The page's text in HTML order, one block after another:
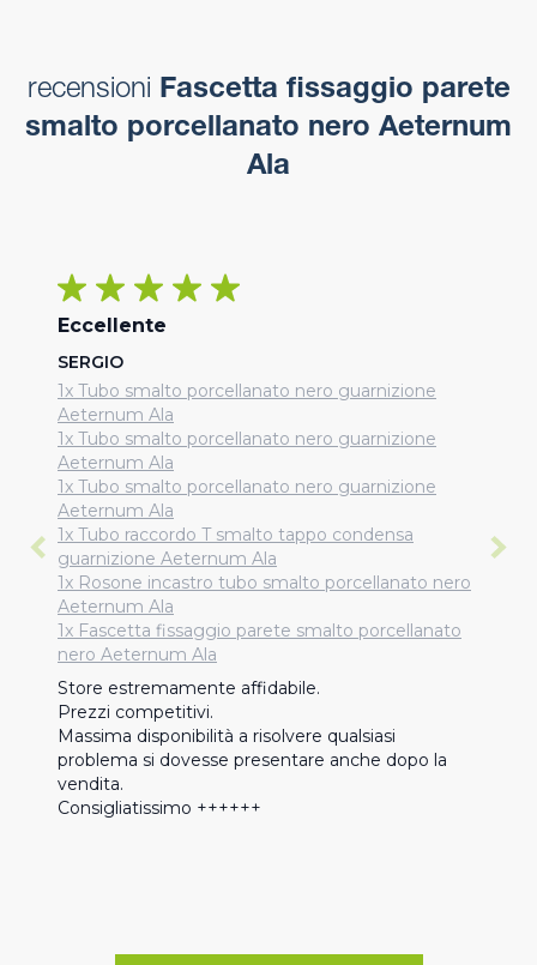
recensioni Fascetta fissaggio parete
smalto porcellanato nero Aeternum
Ala
Eccellente
SERGIO
1x Tubo smalto porcellanato nero guarnizione
Aeternum Ala
1x Tubo smalto porcellanato nero guarnizione
Aeternum Ala
1x Tubo smalto porcellanato nero guarnizione
Aeternum Ala
1x Tubo raccordo T smalto tappo condensa
guarnizione Aeternum Ala
1x Rosone incastro tubo smalto porcellanato nero
Aeternum Ala
1x Fascetta fissaggio parete smalto porcellanato
nero Aeternum Ala
Store estremamente affidabile.
Prezzi competitivi.
Massima disponibilità a risolvere qualsiasi
problema si dovesse presentare anche dopo la
vendita.
Consigliatissimo ++++++